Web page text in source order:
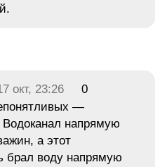
окт, 23:26
0
—
Водоканал напрямую
а этот
брал воду напрямую